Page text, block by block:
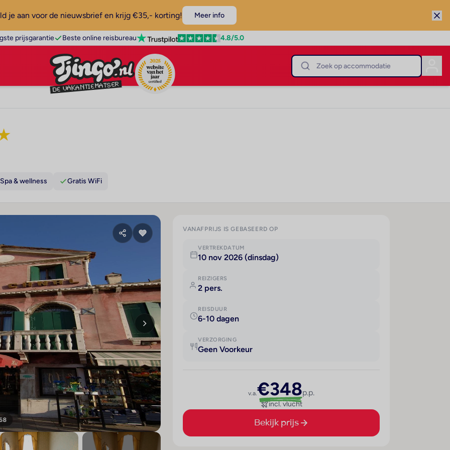
je aan voor de nieuwsbrief en krijg €35,- korting! Meer info
prijsgarantie Beste online reisbureau 4.8/5.0
Spa & wellness Gratis WiFi
VANAFPRIJS IS GEBASEERD OP
VERTREKDATUM
10 nov 2026 (dinsdag)
REIZIGERS
2 pers.
REISDUUR
6-10 dagen
VERZORGING
Geen Voorkeur
v.a.€348p.p.
incl. vlucht
Bekijk prijs